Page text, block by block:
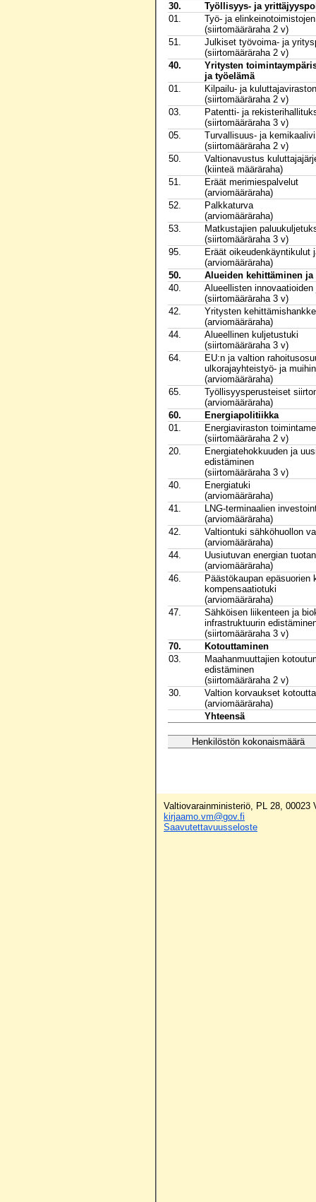
30.
Työllisyys- ja
01.
Työ- ja
(siirtomääräraha 2 v)
51.
Julkiset työvoima- ja
(siirtomääräraha 2 v)
40.
Yritysten
ja työelämä
01.
Kilpailu- ja
(siirtomääräraha 2 v)
03.
Patentti- ja
(siirtomääräraha 3 v)
05.
Turvallisuus- ja
(siirtomääräraha 2 v)
50.
Valtionavustus
(kiinteä määräraha)
51.
Eräät merimiespalvelut
(arviomääräraha)
52.
Palkkaturva
(arviomääräraha)
53.
Matkustajien
(siirtomääräraha 3 v)
95.
Eräät oikeudenkäyntikulut
(arviomääräraha)
50.
Alueiden kehittäminen
40.
Alueellisten
(siirtomääräraha 3 v)
42.
Yritysten
(arviomääräraha)
44.
Alueellinen kuljetustuki
(siirtomääräraha 3 v)
64.
EU:n ja valtion
ulkorajayhteistyö- ja
(arviomääräraha)
65.
Työllisyysperusteiset
(arviomääräraha)
60.
Energiapolitiikka
01.
Energiaviraston
(siirtomääräraha 2 v)
20.
Energiatehokkuuden ja
edistäminen
(siirtomääräraha 3 v)
40.
Energiatuki
(arviomääräraha)
41.
LNG-terminaalien
(arviomääräraha)
42.
Valtiontuki sähköhuollon
(arviomääräraha)
44.
Uusiutuvan energian
(arviomääräraha)
46.
Päästökaupan epäsuorien
kompensaatiotuki
(arviomääräraha)
47.
Sähköisen liikenteen ja
infrastruktuurin
(siirtomääräraha 3 v)
70.
Kotouttaminen
03.
Maahanmuuttajien
edistäminen
(siirtomääräraha 2 v)
30.
Valtion korvaukset
(arviomääräraha)
Yhteensä
Henkilöstön kokonaismäärä
Valtiovarainministeriö, PL 28, 00023
kirjaamo.vm@gov.fi
Saavutettavuusseloste